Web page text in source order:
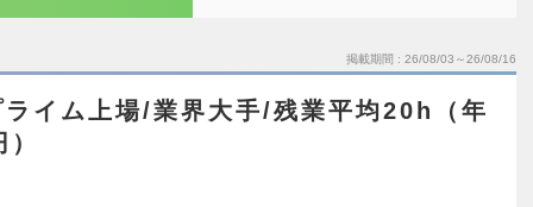
掲載期間 26/08/03～26/08/16
イム上場/業界大手/残業平均20h（年